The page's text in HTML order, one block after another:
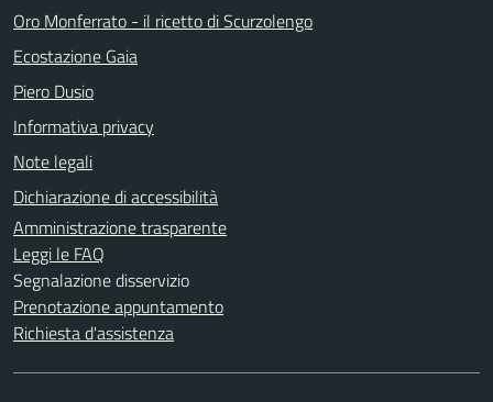
Oro Monferrato - il ricetto di Scurzolengo
Ecostazione Gaia
Piero Dusio
Informativa privacy
Note legali
Dichiarazione di accessibilità
Amministrazione trasparente
Leggi le FAQ
Segnalazione disservizio
Prenotazione appuntamento
Richiesta d'assistenza